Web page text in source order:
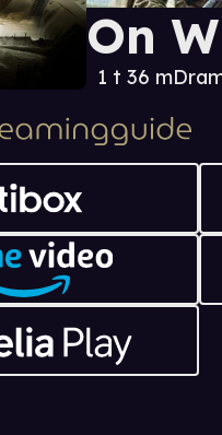
On
1 t 36 m